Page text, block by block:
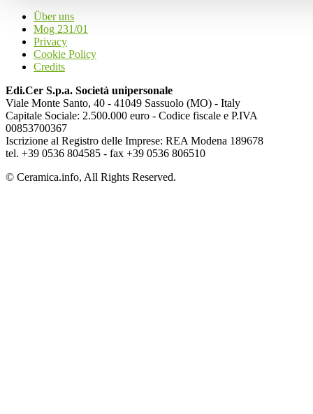
Über uns
Mog 231/01
Privacy
Cookie Policy
Credits
Edi.Cer S.p.a. Società unipersonale
Viale Monte Santo, 40 - 41049 Sassuolo (MO) - Italy
Capitale Sociale: 2.500.000 euro - Codice fiscale e P.IVA
00853700367
Iscrizione al Registro delle Imprese: REA Modena 189678
tel. +39 0536 804585 - fax +39 0536 806510
© Ceramica.info, All Rights Reserved.